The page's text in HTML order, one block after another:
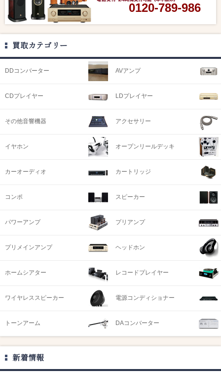
0120-789-986
買取カテゴリー
DDコンバーター AVアンプ
CDプレイヤー LDプレイヤー
その他音響機器 アクセサリー
イヤホン オープンリールデッキ
カーオーディオ カートリッジ
コンポ スピーカー
パワーアンプ プリアンプ
プリメインアンプ ヘッドホン
ホームシアター レコードプレイヤー
ワイヤレススピーカー 電源コンディショナー
トーンアーム DAコンバーター
新着情報